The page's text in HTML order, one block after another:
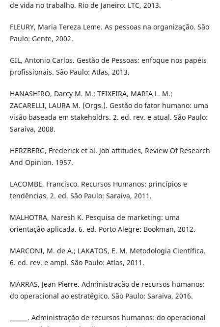
de vida no trabalho. Rio de Janeiro: LTC, 2013.
FLEURY, Maria Tereza Leme. As pessoas na organização. São
Paulo: Gente, 2002.
GIL, Antonio Carlos. Gestão de Pessoas: enfoque nos papéis
profissionais. São Paulo: Atlas, 2013.
HANASHIRO, Darcy M. M.; TEIXEIRA, MARIA L. M.;
ZACARELLI, LAURA M. (Orgs.). Gestão do fator humano: uma
visão baseada em stakeholdrs. 2. ed. rev. e atual. São Paulo:
Saraiva, 2008.
HERZBERG, Frederick et al. Job attitudes, Review Of Research
And Opinion. 1957.
LACOMBE, Francisco. Recursos Humanos: princípios e
tendências. 2. ed. São Paulo: Saraiva, 2011.
MALHOTRA, Naresh K. Pesquisa de marketing: uma
orientação aplicada. 6. ed. Porto Alegre: Bookman, 2012.
MARCONI, M. de A.; LAKATOS, E. M. Metodologia Científica.
6. ed. rev. e ampl. São Paulo: Atlas, 2011.
MARRAS, Jean Pierre. Administração de recursos humanos:
do operacional ao estratégico. São Paulo: Saraiva, 2016.
______. Administração de recursos humanos: do operacional